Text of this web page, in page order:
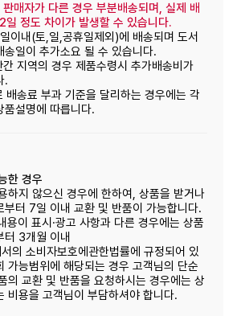
매자가 다른 경우 부분배송되며, 실제 배
일 정도 차이가 발생할 수 있습니다.
이내(토,일,공휴일제외)에 배송되며 도서
송일이 추가소요 될 수 있습니다.
지역의 경우 제품수령시 추가배송비가
.
배송료 부과 기준을 달리하는 경우에는 각
품설명에 따릅니다.
한 경우
하지 않으신 경우에 한하여, 상품을 받거나
부터 7일 이내 교환 및 반품이 가능합니다.
용이 표시·광고 사항과 다른 경우에는 상품
터 3개월 이내
의 소비자보호에관한법률에 규정되어 있
가능범위에 해당되는 경우 고객님의 단순
의 교환 및 반품을 요청하시는 경우에는 상
비용을 고객님이 부담하셔야 합니다.